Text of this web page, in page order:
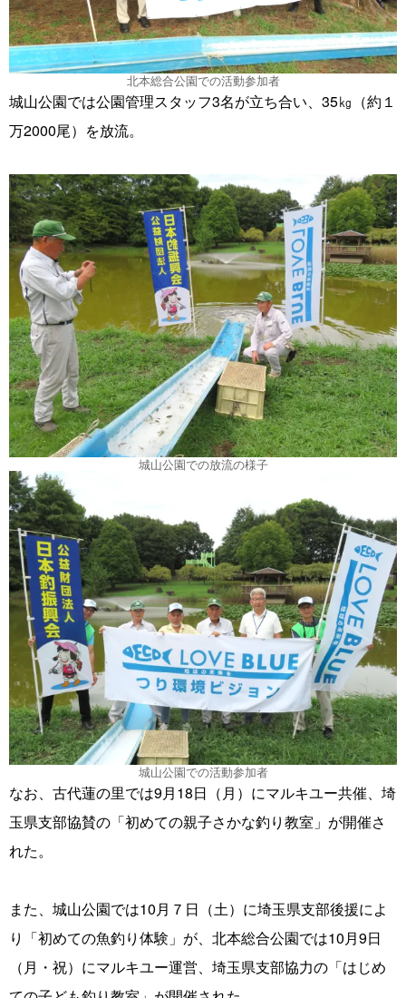
北本総合公園での活動参加者
城山公園では公園管理スタッフ3名が立ち合い、35㎏（約１
万2000尾）を放流。
城山公園での放流の様子
城山公園での活動参加者
なお、古代蓮の里では9月18日（月）にマルキユー共催、埼
玉県支部協賛の「初めての親子さかな釣り教室」が開催さ
れた。
また、城山公園では10月７日（土）に埼玉県支部後援によ
り「初めての魚釣り体験」が、北本総合公園では10月9日
（月・祝）にマルキユー運営、埼玉県支部協力の「はじめ